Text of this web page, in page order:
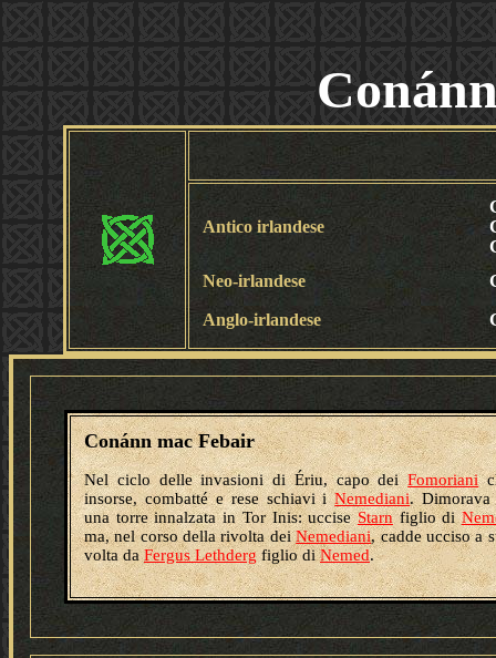
Antico irlandese
Neo-irlandese
Anglo-irlandese
Conánn mac Febair
Nel ciclo delle invasioni di Ériu, capo deiFomoriani
insorse, combatté e rese schiavi iNemediani.
una torre innalzata in Tor Inis: ucciseStarnfiglio di
ma, nel corso della rivolta deiNemediani, cadde ucciso a
volta daFergus Lethdergfiglio diNemed.